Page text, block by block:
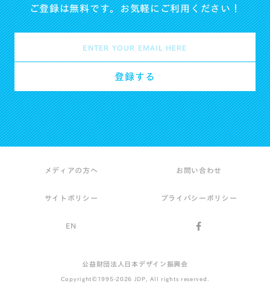
ご登録は無料です。お気軽にご利用ください！
メディアの方へ お問い合わせ
サイトポリシー プライバシーポリシー
EN
公益財団法人日本デザイン振興会
Copyright©1995-2026 JDP, All rights reserved.